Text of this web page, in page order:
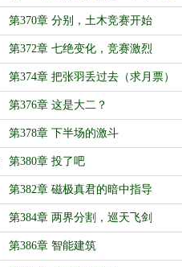
人
第370章 分别，土木竞赛开始
第372章 七绝变化，竞赛激烈
第374章 把张羽丢过去（求月票）
第376章 这是大二？
第378章 下半场的激斗
第380章 投了吧
第382章 磁极真君的暗中指导
第384章 两界分割，巡天飞剑
第386章 智能建筑